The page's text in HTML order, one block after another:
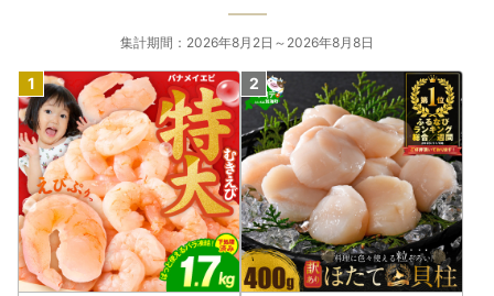
集計期間：2026年8月2日～2026年8月8日